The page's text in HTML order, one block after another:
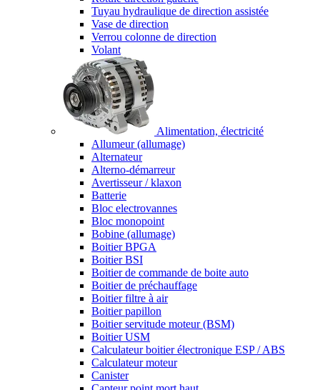
Tuyau hydraulique de direction assistée
Vase de direction
Verrou colonne de direction
Volant
Alimentation, électricité
Allumeur (allumage)
Alternateur
Alterno-démarreur
Avertisseur / klaxon
Batterie
Bloc electrovannes
Bloc monopoint
Bobine (allumage)
Boitier BPGA
Boitier BSI
Boitier de commande de boite auto
Boitier de préchauffage
Boitier filtre à air
Boitier papillon
Boitier servitude moteur (BSM)
Boitier USM
Calculateur boitier électronique ESP / ABS
Calculateur moteur
Canister